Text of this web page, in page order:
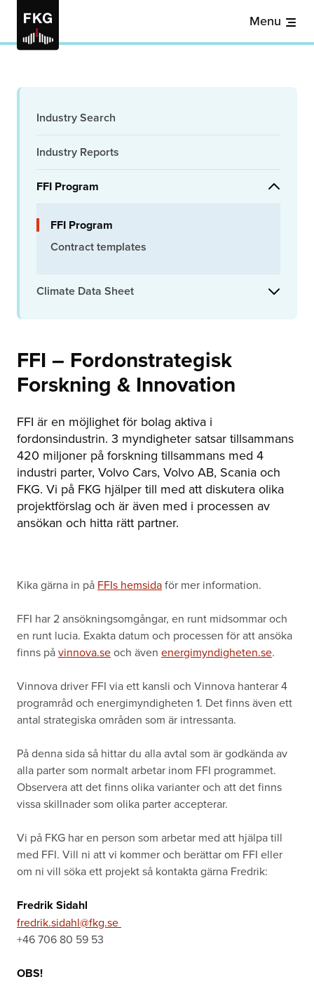
Menu
Industry Search
Industry Reports
FFI Program
FFI Program
Contract templates
Climate Data Sheet
FFI – Fordonstrategisk
Forskning & Innovation
FFI är en möjlighet för bolag aktiva i
fordonsindustrin. 3 myndigheter satsar tillsammans
420 miljoner på forskning tillsammans med 4
industri parter, Volvo Cars, Volvo AB, Scania och
FKG. Vi på FKG hjälper till med att diskutera olika
projektförslag och är även med i processen av
ansökan och hitta rätt partner.
Kika gärna in på FFIs hemsidaför mer information.
FFI har 2 ansökningsomgångar, en runt midsommar och
en runt lucia. Exakta datum och processen för att ansöka
finns påvinnova.seoch även energimyndigheten.se.
Vinnova driver FFI via ett kansli och Vinnova hanterar 4
programråd och energimyndigheten 1. Det finns även ett
antal strategiska områden som är intressanta.
På denna sida så hittar du alla avtal som är godkända av
alla parter som normalt arbetar inom FFI programmet.
Observera att det finns olika varianter och att det finns
vissa skillnader som olika parter accepterar.
Vi på FKG har en person som arbetar med att hjälpa till
med FFI. Vill ni att vi kommer och berättar om FFI eller
om ni vill söka ett projekt så kontakta gärna Fredrik:
Fredrik Sidahl
fredrik.sidahl@fkg.se
+46 706 80 59 53
OBS!